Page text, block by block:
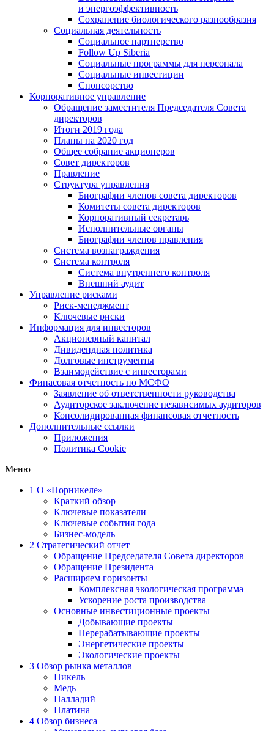
и энергоэффективность
Сохранение биологического разнообразия
Социальная деятельность
Социальное партнерство
Follow Up Siberia
Социальные программы для персонала
Социальные инвестиции
Спонсорство
Корпоративное управление
Обращение заместителя Председателя Совета
директоров
Итоги 2019 года
Планы на 2020 год
Общее собрание акционеров
Совет директоров
Правление
Структура управления
Биографии членов совета директоров
Комитеты совета директоров
Корпоративный секретарь
Исполнительные органы
Биографии членов правления
Система вознаграждения
Система контроля
Система внутреннего контроля
Внешний аудит
Управление рисками
Риск-менеджмент
Ключевые риски
Информация для инвесторов
Акционерный капитал
Дивидендная политика
Долговые инструменты
Взаимодействие с инвеcторами
Финасовая отчетность по МСФО
Заявление об ответственности руководства
Аудиторское заключение независимых аудиторов
Консолидированная финансовая отчетность
Дополнительные ссылки
Приложения
Политика Cookie
Меню
1 О «Норникеле»
Краткий обзор
Ключевые показатели
Ключевые события года
Бизнес-модель
2 Стратегический отчет
Обращение Председателя Совета директоров
Обращение Президента
Расширяем горизонты
Комплексная экологическая программа
Ускорение роста производства
Основные инвестиционные проекты
Добывающие проекты
Перерабатывающие проекты
Энергетические проекты
Экологические проекты
3 Обзор рынка металлов
Никель
Медь
Палладий
Платина
4 Обзор бизнеса